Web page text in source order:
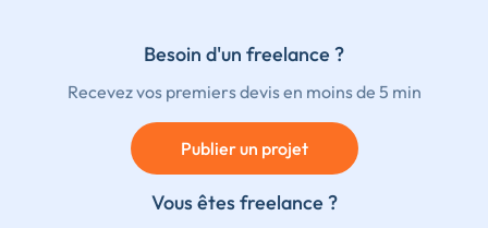
Besoin d'un freelance ?
Recevez vos premiers devis en moins de 5 min
Publier un projet
Vous êtes freelance ?